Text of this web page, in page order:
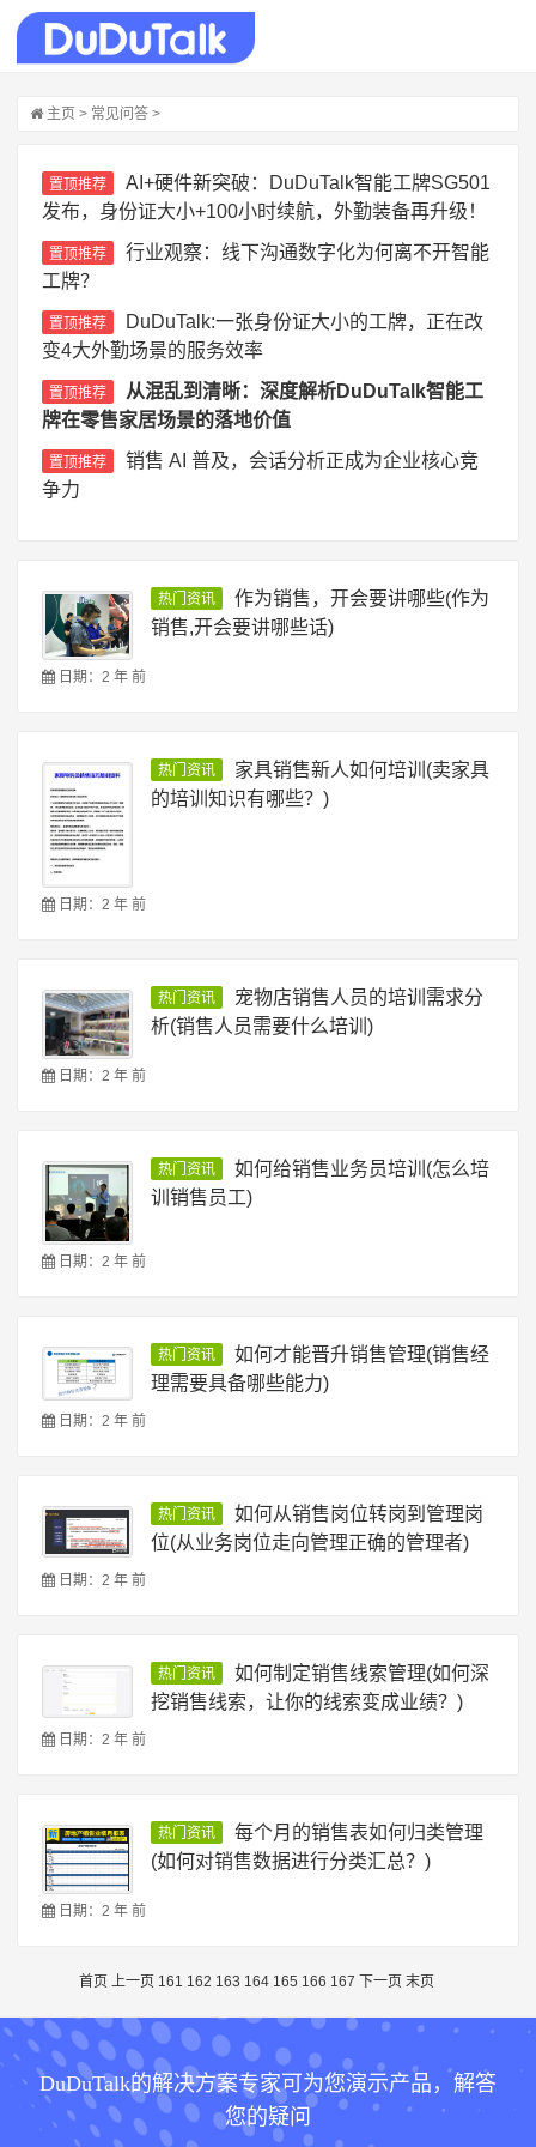
主页 > 常见问答 >
置顶推荐
AI+硬件新突破：DuDuTalk智能工牌SG501
发布，身份证大小+100小时续航，外勤装备再升级！
置顶推荐
行业观察：线下沟通数字化为何离不开智能
工牌？
置顶推荐
DuDuTalk:一张身份证大小的工牌，正在改
变4大外勤场景的服务效率
置顶推荐
从混乱到清晰：深度解析DuDuTalk智能工
牌在零售家居场景的落地价值
置顶推荐
销售 AI 普及，会话分析正成为企业核心竞
争力
热门资讯
作为销售，开会要讲哪些(作为
销售,开会要讲哪些话)
日期：2 年 前
热门资讯
家具销售新人如何培训(卖家具
的培训知识有哪些？)
日期：2 年 前
热门资讯
宠物店销售人员的培训需求分
析(销售人员需要什么培训)
日期：2 年 前
热门资讯
如何给销售业务员培训(怎么培
训销售员工)
日期：2 年 前
热门资讯
如何才能晋升销售管理(销售经
理需要具备哪些能力)
日期：2 年 前
热门资讯
如何从销售岗位转岗到管理岗
位(从业务岗位走向管理正确的管理者)
日期：2 年 前
热门资讯
如何制定销售线索管理(如何深
挖销售线索，让你的线索变成业绩？)
日期：2 年 前
热门资讯
每个月的销售表如何归类管理
(如何对销售数据进行分类汇总？)
日期：2 年 前
首页 上一页 161 162 163 164 165 166 167 下一页 末页
DuDuTalk的解决方案专家可为您演示产品，解答
您的疑问